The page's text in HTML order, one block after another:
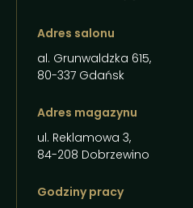
Adres salonu
al. Grunwaldzka 615,
80-337 Gdańsk
Adres magazynu
ul. Reklamowa 3,
84-208 Dobrzewino
Godziny pracy